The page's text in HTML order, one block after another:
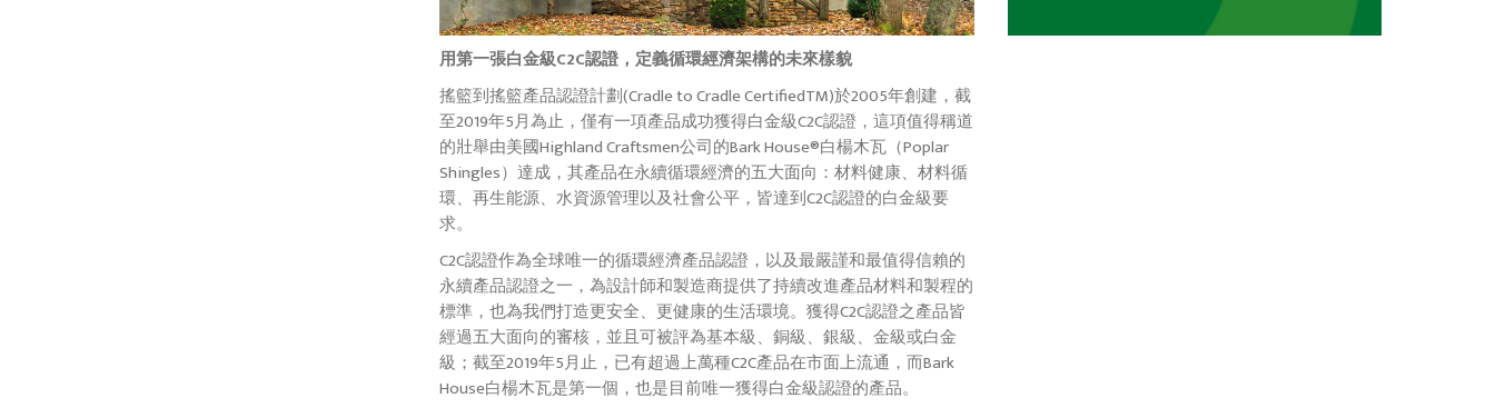
用第一張白金級C2C認證，定義循環經濟架構的未來樣貌
搖籃到搖籃產品認證計劃(Cradle to Cradle CertifiedTM)於2005年創建，截
至2019年5月為止，僅有一項產品成功獲得白金級C2C認證，這項值得稱道
的壯舉由美國Highland Craftsmen公司的Bark House®白楊木瓦（Poplar
Shingles）達成，其產品在永續循環經濟的五大面向：材料健康、材料循
環、再生能源、水資源管理以及社會公平，皆達到C2C認證的白金級要
求。
C2C認證作為全球唯一的循環經濟產品認證，以及最嚴謹和最值得信賴的
永續產品認證之一，為設計師和製造商提供了持續改進產品材料和製程的
標準，也為我們打造更安全、更健康的生活環境。獲得C2C認證之產品皆
經過五大面向的審核，並且可被評為基本級、銅級、銀級、金級或白金
級；截至2019年5月止，已有超過上萬種C2C產品在市面上流通，而Bark
House白楊木瓦是第一個，也是目前唯一獲得白金級認證的產品。